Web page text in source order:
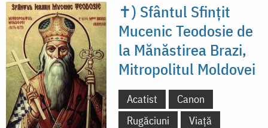
✝) Sfântul Sfințit
Mucenic Teodosie de
la Mănăstirea Brazi,
Mitropolitul Moldovei
Acatist
Canon
Rugăciuni
Viață